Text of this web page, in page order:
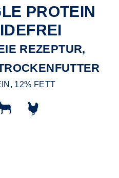
PROTEIN
REZEPTUR,
12% FETT